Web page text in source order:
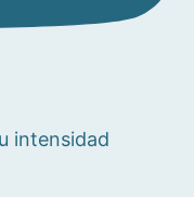
intensidad